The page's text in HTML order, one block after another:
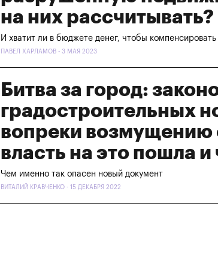
на них рассчитывать?
И хватит ли в бюджете денег, чтобы
ПАВЕЛ ХАРЛАМОВ - 3 МАЯ 2023
Битва за город:
градостроительных
вопреки возмущению
власть на это пошла
Чем именно так опасен новый документ
ВИТАЛИЙ КРАВЧЕНКО - 15 ДЕКАБРЯ 2022